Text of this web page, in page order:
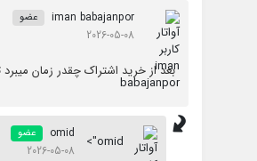
iman babajanpor عضو
2026-05-08
بعد از خرید اشتراک چقدر زمان
omid">
omid عضو
2026-05-08